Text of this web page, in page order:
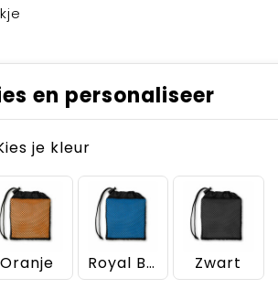
en personaliseer
je kleur
Oranje Royal Blauw Zwart